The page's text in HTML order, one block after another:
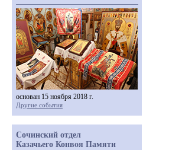
основан 15 ноября 2018 г.
Другие события
Сочинский отдел
Казачьего Конвоя Памяти